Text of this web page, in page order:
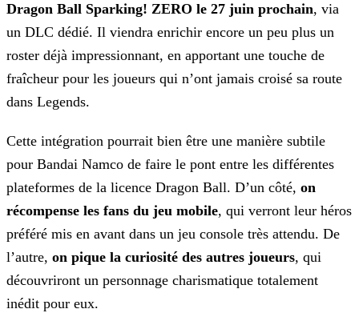
Dragon Ball Sparking! ZERO le 27 juin prochain, via
un DLC dédié. Il viendra enrichir encore un peu plus un
roster déjà impressionnant, en apportant une touche de
fraîcheur pour les joueurs qui n’ont jamais croisé sa route
dans Legends.
Cette intégration pourrait bien être une manière subtile
pour Bandai Namco de faire le pont entre les différentes
plateformes de la licence Dragon Ball. D’un côté, on
récompense les fans du jeu mobile, qui verront leur héros
préféré mis en avant dans un jeu console très attendu. De
l’autre, on pique la curiosité des autres joueurs, qui
découvriront un personnage charismatique totalement
inédit pour eux.